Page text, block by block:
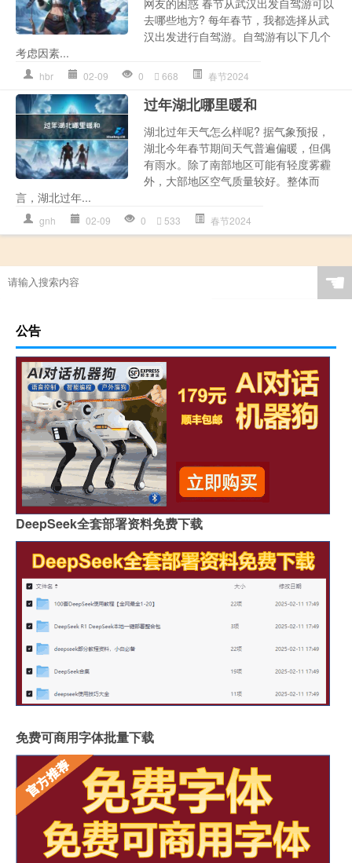
网友的困惑 春节从武汉出发自驾游可以
去哪些地方? 每年春节，我都选择从武
汉出发进行自驾游。自驾游有以下几个
考虑因素...
hbr 02-09 0 668 春节2024
过年湖北哪里暖和
湖北过年天气怎么样呢? 据气象预报，
湖北今年春节期间天气普遍偏暖，但偶
有雨水。除了南部地区可能有轻度雾霾
外，大部地区空气质量较好。整体而
言，湖北过年...
gnh 02-09 0 533 春节2024
☚
公告
DeepSeek全套部署资料免费下载
免费可商用字体批量下载